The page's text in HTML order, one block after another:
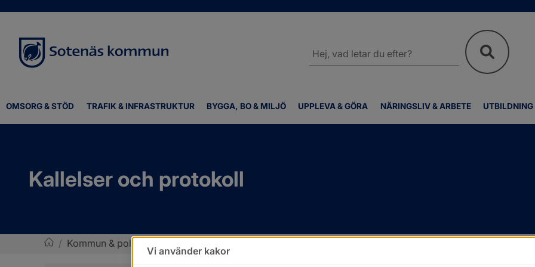
OMSORG & STÖD TRAFIK & INFRASTRUKTUR BYGGA, BO & MILJÖ UPPLEVA & GÖRA NÄRINGSLIV & ARBETE UTBILDNING
webbplatsen
Kallelser och protokoll
/ Kommun & politik
Vi använder kakor